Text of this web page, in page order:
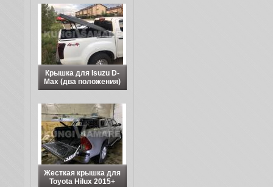
Крышка для Isuzu D-
Max (два положения)
Жесткая крышка для
Toyota Hilux 2015+